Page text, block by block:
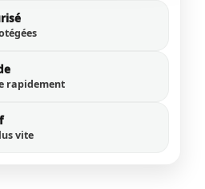
rapidement
vite